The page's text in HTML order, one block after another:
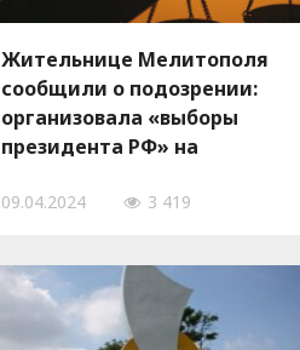
Жительнице Мелитополя
сообщили о подозрении:
организовала «выборы
президента РФ» на
Запорожской области
09.04.2024 3 419